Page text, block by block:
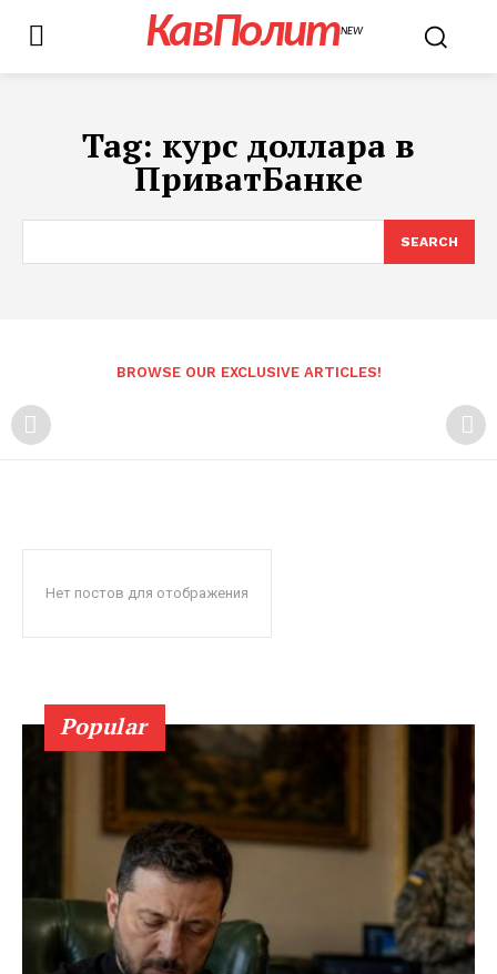
КавПолитNEW
Tag: курс доллара в
ПриватБанке
SEARCH
BROWSE OUR EXCLUSIVE ARTICLES!
Нет постов для отображения
Popular